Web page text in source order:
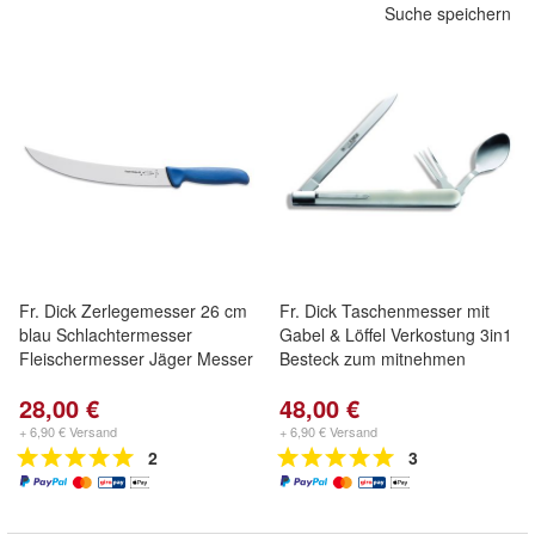
Suche speichern
Fr. Dick Zerlegemesser 26 cm
blau Schlachtermesser
Fleischermesser Jäger Messer
28,00 €
+ 6,90 € Versand
2
Fr. Dick Taschenmesser mit
Gabel & Löffel Verkostung 3in1
Besteck zum mitnehmen
48,00 €
+ 6,90 € Versand
3